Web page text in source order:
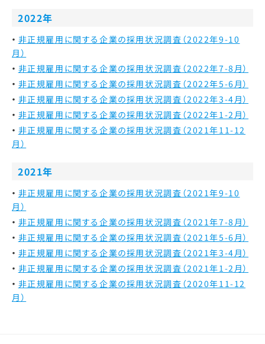
2022年
非正規雇用に関する企業の採用状況調査（2022年9-10
月）
非正規雇用に関する企業の採用状況調査（2022年7-8月）
非正規雇用に関する企業の採用状況調査（2022年5-6月）
非正規雇用に関する企業の採用状況調査（2022年3-4月）
非正規雇用に関する企業の採用状況調査（2022年1-2月）
非正規雇用に関する企業の採用状況調査（2021年11-12
月）
2021年
非正規雇用に関する企業の採用状況調査（2021年9-10
月）
非正規雇用に関する企業の採用状況調査（2021年7-8月）
非正規雇用に関する企業の採用状況調査（2021年5-6月）
非正規雇用に関する企業の採用状況調査（2021年3-4月）
非正規雇用に関する企業の採用状況調査（2021年1-2月）
非正規雇用に関する企業の採用状況調査（2020年11-12
月）